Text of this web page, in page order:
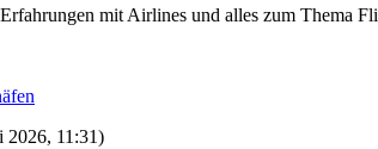
mit Airlines und alles zum Thema
2026, 11:31)